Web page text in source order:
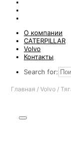
О компании
CATERPILLAR
Volvo
Контакты
Search for:
Главная / Volvo /